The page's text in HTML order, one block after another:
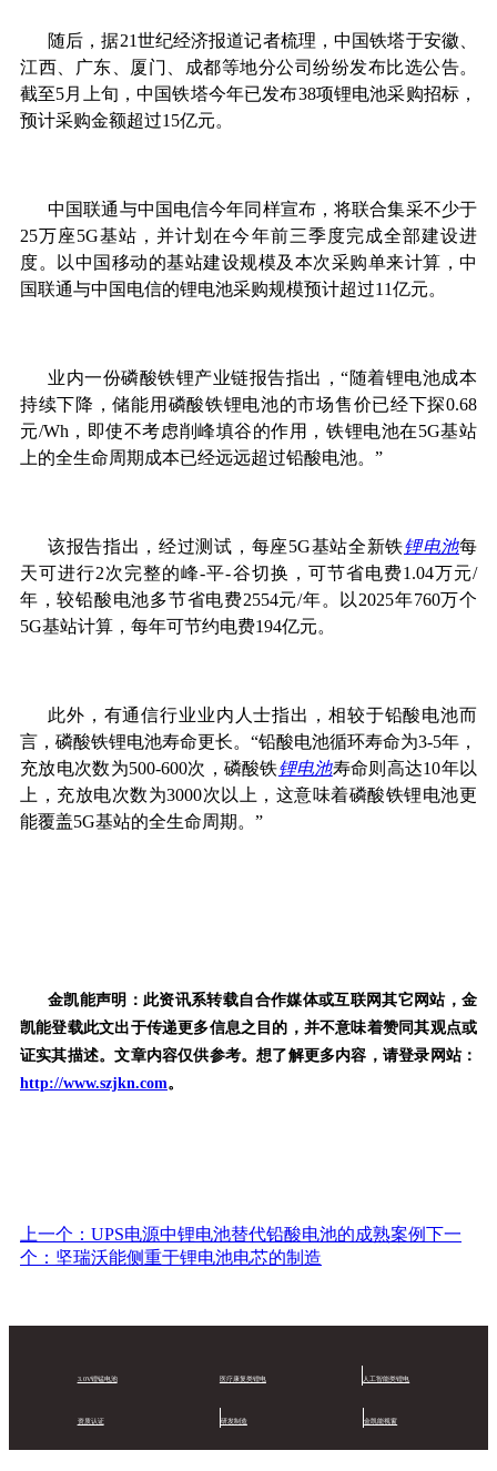
随后，据21世纪经济报道记者梳理，中国铁塔于安徽、
江西、广东、厦门、成都等地分公司纷纷发布比选公告。
截至5月上旬，中国铁塔今年已发布38项锂电池采购招标，
预计采购金额超过15亿元。
中国联通与中国电信今年同样宣布，将联合集采不少于
25万座5G基站，并计划在今年前三季度完成全部建设进
度。以中国移动的基站建设规模及本次采购单来计算，中
国联通与中国电信的锂电池采购规模预计超过11亿元。
业内一份磷酸铁锂产业链报告指出，“随着锂电池成本
持续下降，储能用磷酸铁锂电池的市场售价已经下探0.68
元/Wh，即使不考虑削峰填谷的作用，铁锂电池在5G基站
上的全生命周期成本已经远远超过铅酸电池。”
该报告指出，经过测试，每座5G基站全新铁锂电池每
天可进行2次完整的峰-平-谷切换，可节省电费1.04万元/
年，较铅酸电池多节省电费2554元/年。以2025年760万个
5G基站计算，每年可节约电费194亿元。
此外，有通信行业业内人士指出，相较于铅酸电池而
言，磷酸铁锂电池寿命更长。“铅酸电池循环寿命为3-5年，
充放电次数为500-600次，磷酸铁锂电池寿命则高达10年以
上，充放电次数为3000次以上，这意味着磷酸铁锂电池更
能覆盖5G基站的全生命周期。”
金凯能声明：此资讯系转载自合作媒体或互联网其它网站，金
凯能登载此文出于传递更多信息之目的，并不意味着赞同其观点或
证实其描述。文章内容仅供参考。想了解更多内容，请登录网站：
http://www.szjkn.com。
上一个：UPS电源中锂电池替代铅酸电池的成熟案例下一
个：坚瑞沃能侧重于锂电池电芯的制造
3.0V锂锰电池 医疗康复类锂电 人工智能类锂电
资质认证 研发制造 金凯能视窗